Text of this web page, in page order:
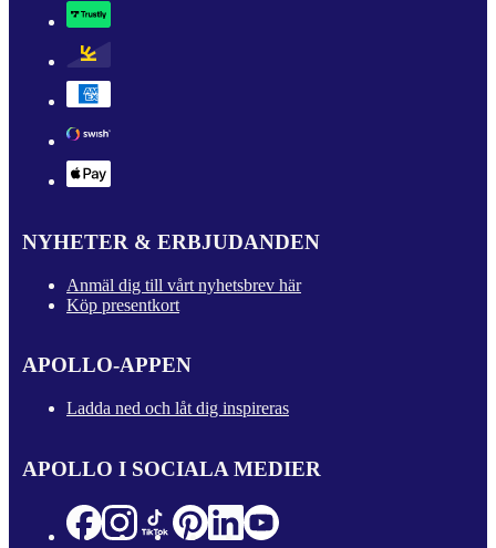
NYHETER & ERBJUDANDEN
Anmäl dig till vårt nyhetsbrev här
Köp presentkort
APOLLO-APPEN
Ladda ned och låt dig inspireras
APOLLO I SOCIALA MEDIER